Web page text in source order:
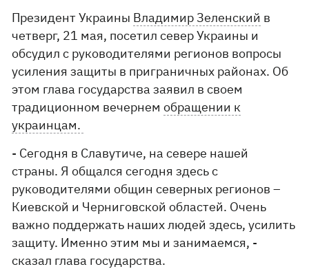
Президент Украины Владимир Зеленский в
четверг, 21 мая, посетил север Украины и
обсудил с руководителями регионов вопросы
усиления защиты в приграничных районах. Об
этом глава государства заявил в своем
традиционном вечернемобращении к
украинцам.
- Сегодня в Славутиче, на севере нашей
страны. Я общался сегодня здесь с
руководителями общин северных регионов –
Киевской и Черниговской областей. Очень
важно поддержать наших людей здесь, усилить
защиту. Именно этим мы и занимаемся, -
сказал глава государства.